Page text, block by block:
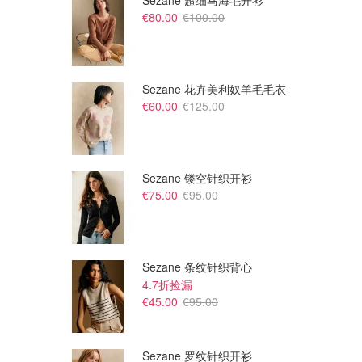
€80.00 €100.00
Sezane 花卉美利奴羊毛毛衣
€60.00 €125.00
Sezane 镂空针织开衫
€75.00 €95.00
Sezane 条纹针织背心
4.7折捡漏
€45.00 €95.00
Sezane 罗纹针织开衫